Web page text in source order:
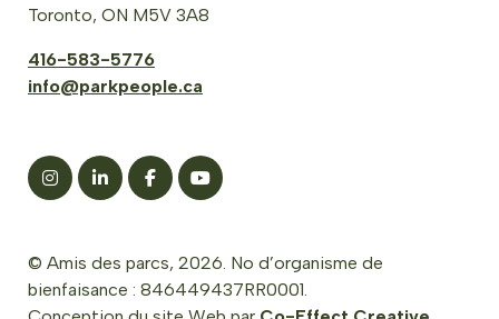
Toronto, ON M5V 3A8
416-583-5776
info@parkpeople.ca
© Amis des parcs, 2026. No d’organisme de
bienfaisance : 846449437RR0001.